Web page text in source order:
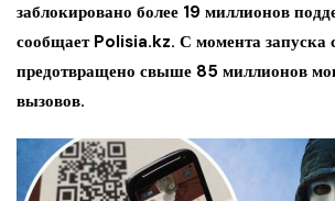
заблокировано более 19 миллионов
сообщает Polisia.kz. С момента запуска
предотвращено свыше 85 миллионов
вызовов.